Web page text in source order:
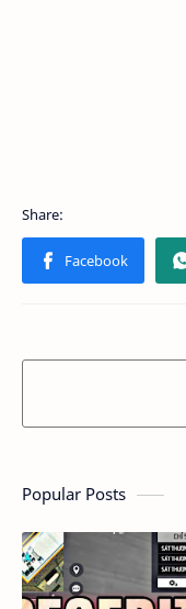
Popular Posts